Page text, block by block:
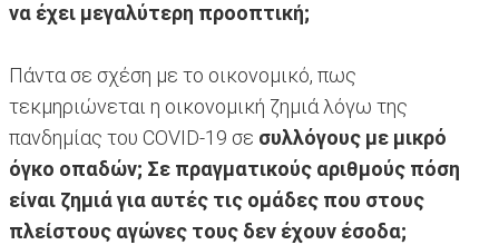
να έχει μεγαλύτερη προοπτική;
Πάντα σε σχέση με το οικονομικό, πως
τεκμηριώνεται η οικονομική ζημιά λόγω της
πανδημίας του COVID-19 σε συλλόγους με μικρό
όγκο οπαδών; Σε πραγματικούς αριθμούς πόση
είναι ζημιά για αυτές τις ομάδες που στους
πλείστους αγώνες τους δεν έχουν έσοδα;